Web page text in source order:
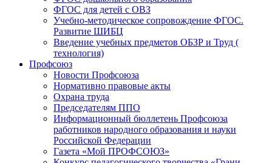
ФГОС для детей с ОВЗ
Учебно-методическое сопровождение ФГОС.
Развитие ШИБЦ
Введение учебных предметов ОБЗР и Труд (
технология)
Профсоюз
Новости Профсоюза
Нормативно правовые акты
Охрана труда
Председателям ППО
Информационный бюллетень Профсоюза
работников народного образования и науки
Российской Федерации
Газета «Мой ПРОФСОЮЗ»